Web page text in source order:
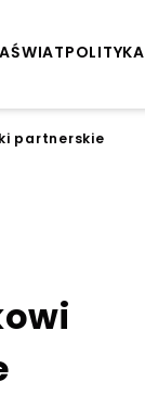
ŚWIATPOLITYKA
partnerskie